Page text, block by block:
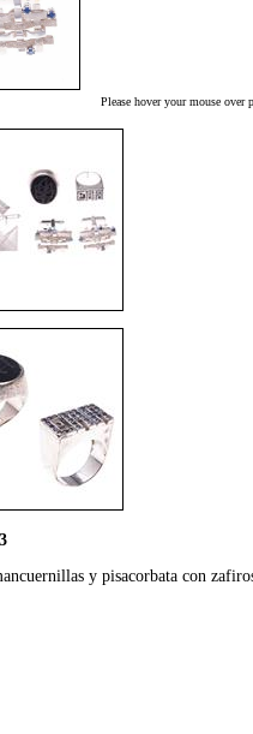
Please hover your mouse
y pisacorbata con